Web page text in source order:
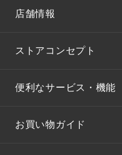
店舗情報
ストアコンセプト
便利なサービス・機能
お買い物ガイド